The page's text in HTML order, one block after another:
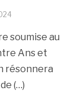
soumise au
Ans et
résonnera
(…)